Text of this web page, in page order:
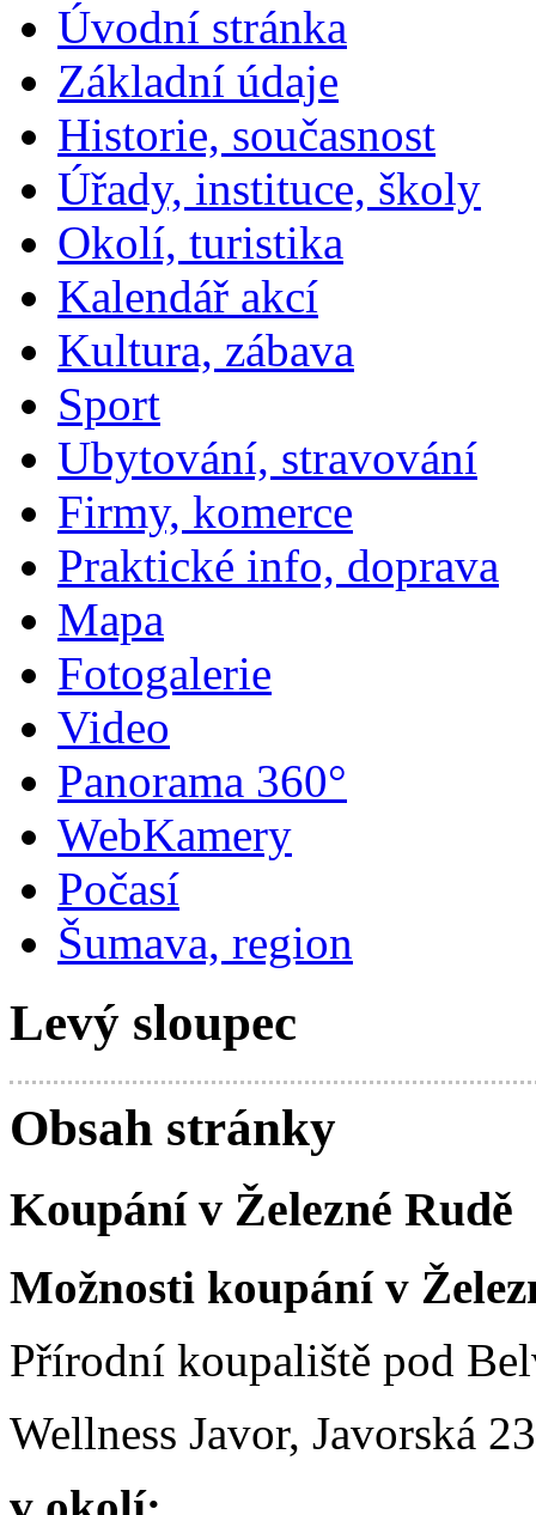
Úvodní stránka
Základní údaje
Historie, současnost
Úřady, instituce, školy
Okolí, turistika
Kalendář akcí
Kultura, zábava
Sport
Ubytování, stravování
Firmy, komerce
Praktické info, doprava
Mapa
Fotogalerie
Video
Panorama 360°
WebKamery
Počasí
Šumava, region
Levý sloupec
Obsah stránky
Koupání v Železné Rudě
Možnosti koupání v
Přírodní koupaliště pod
Wellness Javor, Javorská